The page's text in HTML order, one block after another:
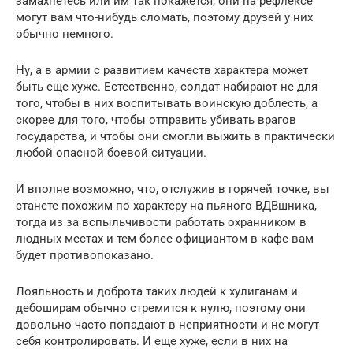
могут вам что-нибудь сломать, поэтому друзей у них
обычно немного.
Ну, а в армии с развитием качеств характера может
быть еще хуже. Естественно, солдат набирают не для
того, чтобы в них воспитывать воинскую доблесть, а
скорее для того, чтобы отправить убивать врагов
государства, и чтобы они смогли выжить в практически
любой опасной боевой ситуации.
И вполне возможно, что, отслужив в горячей точке, вы
станете похожим по характеру на пьяного ВДВшника,
тогда из за вспыльчивости работать охранником в
людных местах и тем более официантом в кафе вам
будет противопоказано.
Лояльность и доброта таких людей к хулиганам и
дебоширам обычно стремится к нулю, поэтому они
довольно часто попадают в неприятности и не могут
себя контролировать. И еще хуже, если в них на